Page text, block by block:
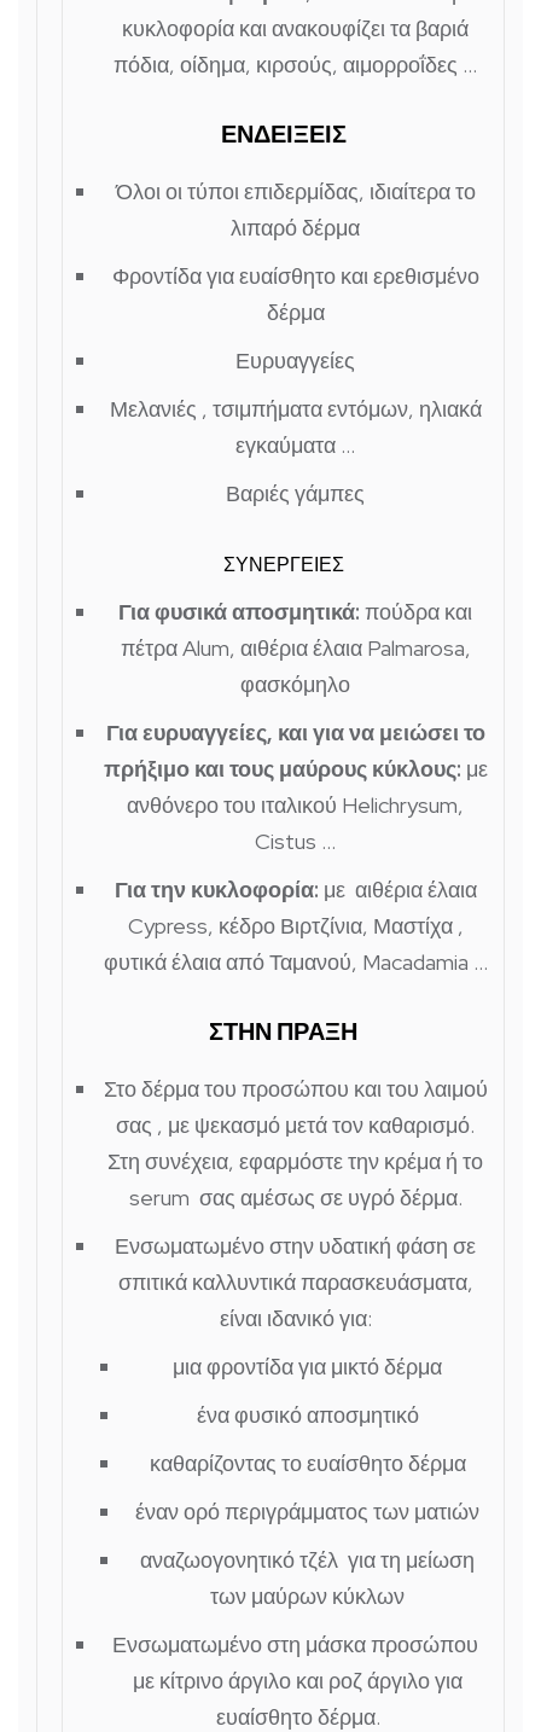
κυκλοφορία και ανακουφίζει τα βαριά
πόδια, οίδημα, κιρσούς, αιμορροΐδες …
ΕΝΔΕΙΞΕΙΣ
Όλοι οι τύποι επιδερμίδας, ιδιαίτερα το
λιπαρό δέρμα
Φροντίδα για ευαίσθητο και ερεθισμένο
δέρμα
Ευρυαγγείες
Μελανιές , τσιμπήματα εντόμων, ηλιακά
εγκαύματα …
Βαριές γάμπες
ΣΥΝΕΡΓΕΙΕΣ
Για φυσικά αποσμητικά: πούδρα και
πέτρα Alum, αιθέρια έλαια Palmarosa,
φασκόμηλο
Για ευρυαγγείες, και για να μειώσει το
πρήξιμο και τους μαύρους κύκλους: με
ανθόνερο του ιταλικού Helichrysum,
Cistus …
Για την κυκλοφορία: με αιθέρια έλαια
Cypress, κέδρο Βιρτζίνια, Μαστίχα ,
φυτικά έλαια από Ταμανού, Macadamia …
ΣΤΗΝ ΠΡΑΞΗ
Στο δέρμα του προσώπου και του λαιμού
σας , με ψεκασμό μετά τον καθαρισμό.
Στη συνέχεια, εφαρμόστε την κρέμα ή το
serum σας αμέσως σε υγρό δέρμα.
Ενσωματωμένο στην υδατική φάση σε
σπιτικά καλλυντικά παρασκευάσματα,
είναι ιδανικό για:
μια φροντίδα για μικτό δέρμα
ένα φυσικό αποσμητικό
καθαρίζοντας το ευαίσθητο δέρμα
έναν ορό περιγράμματος των ματιών
αναζωογονητικό τζέλ για τη μείωση
των μαύρων κύκλων
Ενσωματωμένο στη μάσκα προσώπου
με κίτρινο άργιλο και ροζ άργιλο για
ευαίσθητο δέρμα.